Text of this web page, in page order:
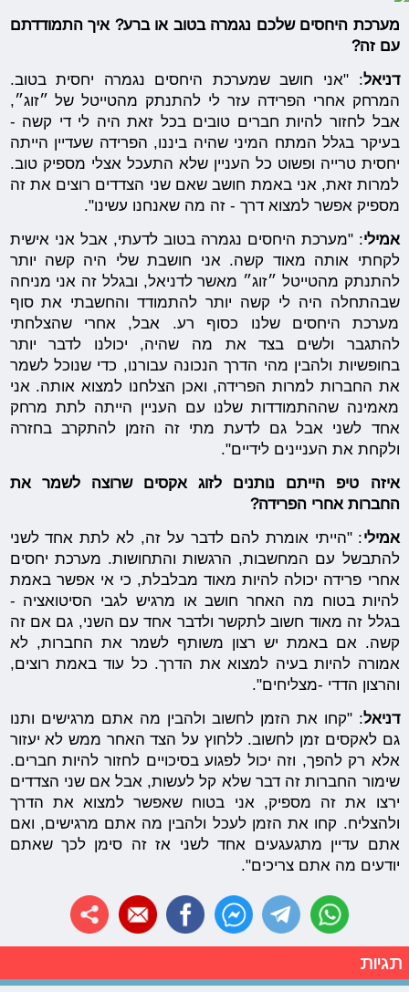
מערכת היחסים שלכם נגמרה בטוב או ברע? איך התמודדתם
עם זה?
דניאל: "אני חושב שמערכת היחסים נגמרה יחסית בטוב.
המרחק אחרי הפרידה עזר לי להתנתק מהטייטל של ״זוג״,
אבל לחזור להיות חברים טובים בכל זאת היה לי די קשה -
בעיקר בגלל המתח המיני שהיה ביננו, הפרידה שעדיין הייתה
יחסית טרייה ופשוט כל העניין שלא התעכל אצלי מספיק טוב.
למרות זאת, אני באמת חושב שאם שני הצדדים רוצים את זה
מספיק אפשר למצוא דרך - זה מה שאנחנו עשינו".
אמילי: "מערכת היחסים נגמרה בטוב לדעתי, אבל אני אישית
לקחתי אותה מאוד קשה. אני חושבת שלי היה קשה יותר
להתנתק מהטייטל ״זוג״ מאשר לדניאל, ובגלל זה אני מניחה
שבהתחלה היה לי קשה יותר להתמודד והחשבתי את סוף
מערכת היחסים שלנו כסוף רע. אבל, אחרי שהצלחתי
להתגבר ולשים בצד את מה שהיה, יכולנו לדבר יותר
בחופשיות ולהבין מהי הדרך הנכונה עבורנו, כדי שנוכל לשמר
את החברות למרות הפרידה, ואכן הצלחנו למצוא אותה. אני
מאמינה שההתמודדות שלנו עם העניין הייתה לתת מרחק
אחד לשני אבל גם לדעת מתי זה הזמן להתקרב בחזרה
ולקחת את העניינים לידיים".
איזה טיפ הייתם נותנים לזוג אקסים שרוצה לשמר את
החברות אחרי הפרידה?
אמילי: "הייתי אומרת להם לדבר על זה, לא לתת אחד לשני
להתבשל עם המחשבות, הרגשות והתחושות. מערכת יחסים
אחרי פרידה יכולה להיות מאוד מבלבלת, כי אי אפשר באמת
להיות בטוח מה האחר חושב או מרגיש לגבי הסיטואציה -
בגלל זה מאוד חשוב לתקשר ולדבר אחד עם השני, גם אם זה
קשה. אם באמת יש רצון משותף לשמר את החברות, לא
אמורה להיות בעיה למצוא את הדרך. כל עוד באמת רוצים,
והרצון הדדי -מצליחים".
דניאל: "קחו את הזמן לחשוב ולהבין מה אתם מרגישים ותנו
גם לאקסים זמן לחשוב. ללחוץ על הצד האחר ממש לא יעזור
אלא רק להפך, וזה יכול לפגוע בסיכויים לחזור להיות חברים.
שימור החברות זה דבר שלא קל לעשות, אבל אם שני הצדדים
ירצו את זה מספיק, אני בטוח שאפשר למצוא את הדרך
ולהצליח. קחו את הזמן לעכל ולהבין מה אתם מרגישים, ואם
אתם עדיין מתגעגעים אחד לשני אז זה סימן לכך שאתם
יודעים מה אתם צריכים".
תגיות